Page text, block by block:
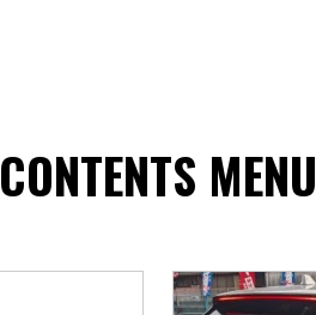
CONTENTS MENU